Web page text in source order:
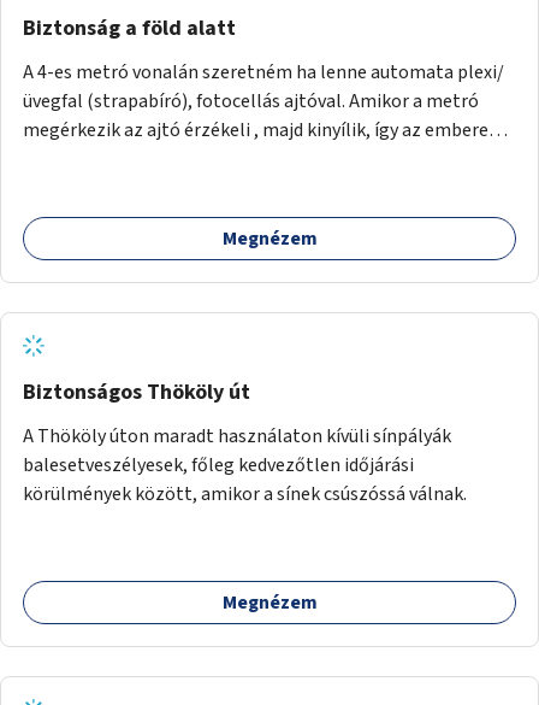
nagyváros vízmegtartási megoldásait mutatja be:
Biztonság a föld alatt
A 4-es metró vonalán szeretném ha lenne automata plexi/
üvegfal (strapabíró), fotocellás ajtóval. Amikor a metró
megérkezik az ajtó érzékeli , majd kinyílik, így az emberek
Megnézem
Biztonságos Thököly út
A Thököly úton maradt használaton kívüli sínpályák
balesetveszélyesek, főleg kedvezőtlen időjárási
körülmények között, amikor a sínek csúszóssá válnak.
Megnézem